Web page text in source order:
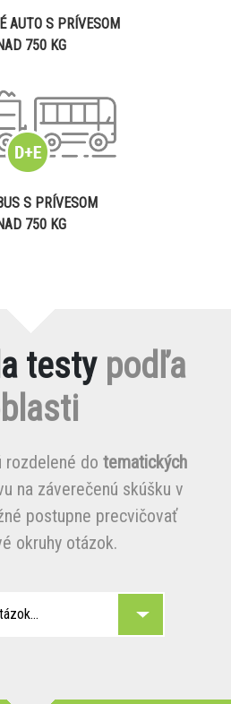
AUTO S PRÍVESOM
750 KG
S PRÍVESOM
750 KG
testy podľa
rozdelené do tematických
na záverečenú skúšku v
postupne precvičovať
okruhy otázok.